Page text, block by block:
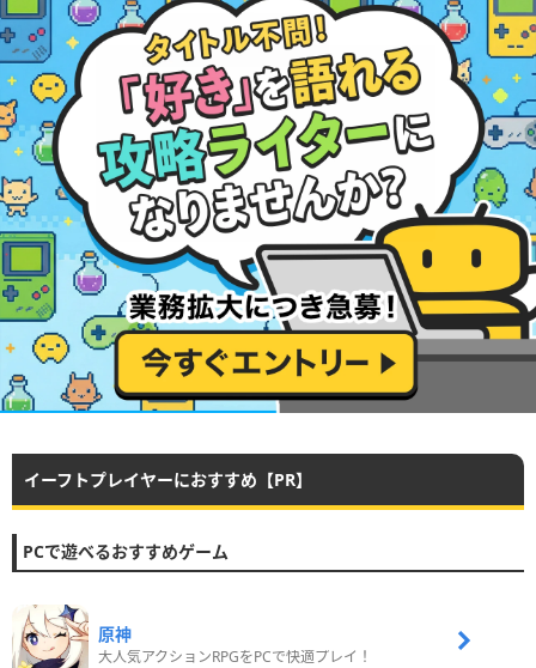
イーフトプレイヤーにおすすめ【PR】
PCで遊べるおすすめゲーム
原神
大人気アクションRPGをPCで快適プレイ！